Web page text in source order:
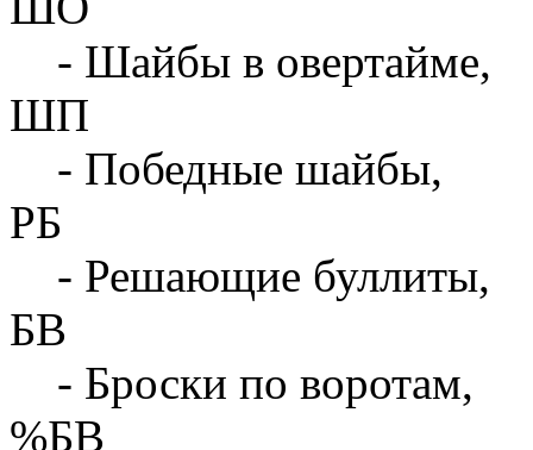
- Шайбы в овертайме,
ШП
- Победные шайбы,
РБ
- Решающие буллиты,
БВ
- Броски по воротам,
%БВ